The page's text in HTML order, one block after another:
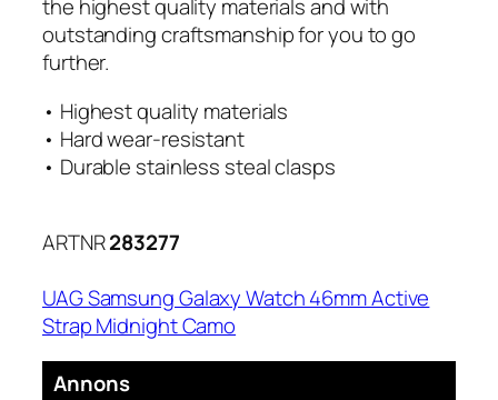
the highest quality materials and with
outstanding craftsmanship for you to go
further.
• Highest quality materials
• Hard wear-resistant
• Durable stainless steal clasps
ARTNR283277
UAG Samsung Galaxy Watch 46mm Active
Strap Midnight Camo
Annons